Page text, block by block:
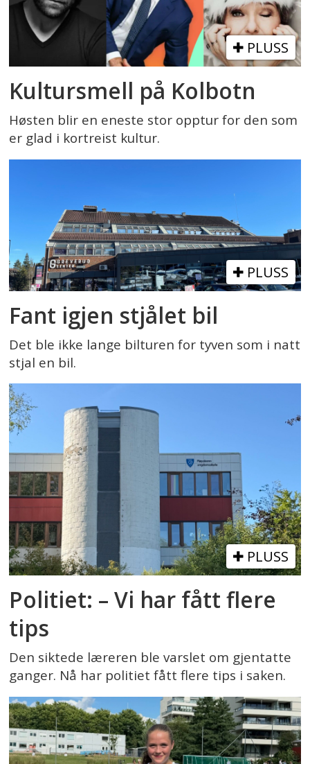
PLUSS
Kultursmell på Kolbotn
Høsten blir en eneste stor opptur for den som
er glad i kortreist kultur.
PLUSS
Fant igjen stjålet bil
Det ble ikke lange bilturen for tyven som i natt
stjal en bil.
PLUSS
Politiet: – Vi har fått flere
tips
Den siktede læreren ble varslet om gjentatte
ganger. Nå har politiet fått flere tips i saken.